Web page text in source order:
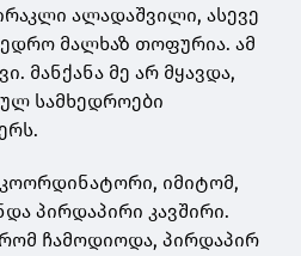
ალადაშვილი, ასევე
მალხაზ თოფურია. ამ
მანქანა მე არ მყავდა,
სამხედროები
კოორდინატორი, იმიტომ,
პირდაპირი კავშირი.
ჩამოდიოდა, პირდაპირ